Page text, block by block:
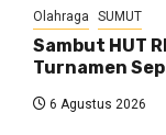
Olahraga SUMUT
Sambut HUT
Turnamen
6 Agustus 2026